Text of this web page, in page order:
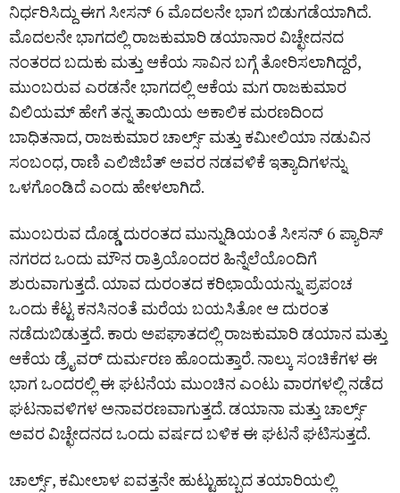
ನಿರ್ಧರಿಸಿದ್ದು ಈಗ ಸೀಸನ್ 6 ಮೊದಲನೇ ಭಾಗ ಬಿಡುಗಡೆಯಾಗಿದೆ.
ಮೊದಲನೇ ಭಾಗದಲ್ಲಿ ರಾಜಕುಮಾರಿ ಡಯಾನಾರ ವಿಚ್ಛೇದನದ
ನಂತರದ ಬದುಕು ಮತ್ತು ಆಕೆಯ ಸಾವಿನ ಬಗ್ಗೆ ತೋರಿಸಲಾಗಿದ್ದರೆ,
ಮುಂಬರುವ ಎರಡನೇ ಭಾಗದಲ್ಲಿ ಆಕೆಯ ಮಗ ರಾಜಕುಮಾರ
ವಿಲಿಯಮ್ ಹೇಗೆ ತನ್ನ ತಾಯಿಯ ಅಕಾಲಿಕ ಮರಣದಿಂದ
ಬಾಧಿತನಾದ, ರಾಜಕುಮಾರ ಚಾರ್ಲ್ಸ್ ಮತ್ತು ಕಮೀಲಿಯಾ ನಡುವಿನ
ಸಂಬಂಧ, ರಾಣಿ ಎಲಿಜಿಬೆತ್ ಅವರ ನಡವಳಿಕೆ ಇತ್ಯಾದಿಗಳನ್ನು
ಒಳಗೊಂಡಿದೆ ಎಂದು ಹೇಳಲಾಗಿದೆ.
ಮುಂಬರುವ ದೊಡ್ಡ ದುರಂತದ ಮುನ್ನುಡಿಯಂತೆ ಸೀಸನ್ 6 ಪ್ಯಾರಿಸ್
ನಗರದ ಒಂದು ಮೌನ ರಾತ್ರಿಯೊಂದರ ಹಿನ್ನೆಲೆಯೊಂದಿಗೆ
ಶುರುವಾಗುತ್ತದೆ. ಯಾವ ದುರಂತದ ಕರಿಛಾಯೆಯನ್ನು ಪ್ರಪಂಚ
ಒಂದು ಕೆಟ್ಟ ಕನಸಿನಂತೆ ಮರೆಯ ಬಯಸಿತೋ ಆ ದುರಂತ
ನಡೆದುಬಿಡುತ್ತದೆ. ಕಾರು ಅಪಘಾತದಲ್ಲಿ ರಾಜಕುಮಾರಿ ಡಯಾನ ಮತ್ತು
ಆಕೆಯ ಡ್ರೈವರ್ ದುರ್ಮರಣ ಹೊಂದುತ್ತಾರೆ. ನಾಲ್ಕು ಸಂಚಿಕೆಗಳ ಈ
ಭಾಗ ಒಂದರಲ್ಲಿ ಈ ಘಟನೆಯ ಮುಂಚಿನ ಎಂಟು ವಾರಗಳಲ್ಲಿ ನಡೆದ
ಘಟನಾವಳಿಗಳ ಅನಾವರಣವಾಗುತ್ತದೆ. ಡಯಾನಾ ಮತ್ತು ಚಾರ್ಲ್ಸ್
ಅವರ ವಿಚ್ಛೇದನದ ಒಂದು ವರ್ಷದ ಬಳಿಕ ಈ ಘಟನೆ ಘಟಿಸುತ್ತದೆ.
ಚಾರ್ಲ್ಸ್, ಕಮೀಲಾಳ ಐವತ್ತನೇ ಹುಟ್ಟುಹಬ್ಬದ ತಯಾರಿಯಲ್ಲಿ